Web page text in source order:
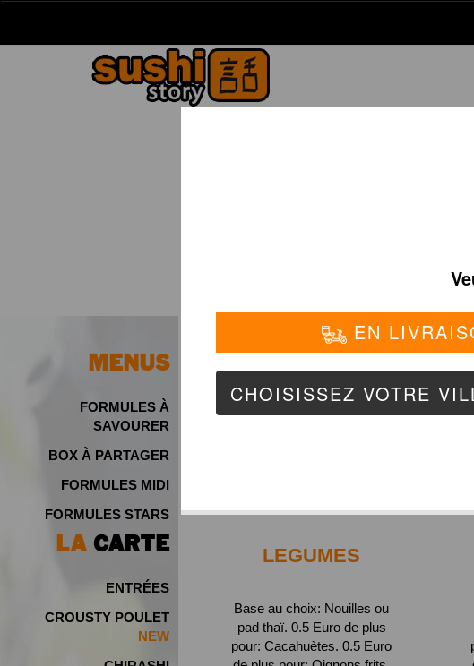
MENUS
FORMULES À
SAVOURER
BOX À PARTAGER
FORMULES MIDI
FORMULES STARS
LA CARTE
ENTRÉES
CROUSTY POULET
NEW
LEGUMES
Base au choix: Nouilles ou
pad thaï. 0.5 Euro de plus
pour: Cacahuètes. 0.5 Euro